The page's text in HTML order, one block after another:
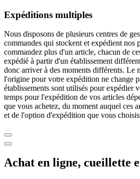
Expéditions multiples
Nous disposons de plusieurs centres de
commandes qui stockent et expédient nos
commandez plus d'un article, chacun de
expédié à partir d'un établissement
donc arriver à des moments différents. Le
l'origine pour votre expédition ne change
établissements sont utilisés pour expédier
temps pour l'expédition de vos articles
que vous achetez, du moment auquel ces
et de l'option d'expédition que vous
Achat en ligne, cueillette